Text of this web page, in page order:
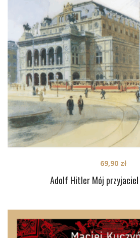
Adolf Hitler Mój przyjaciel
69,90 zł